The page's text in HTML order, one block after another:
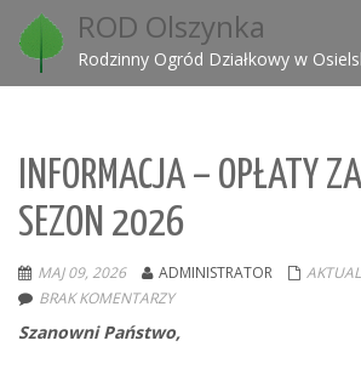
ROD Olszynka
Rodzinny Ogród Działkowy w
INFORMACJA – OPŁATY
SEZON 2026
MAJ 09, 2026 ADMINISTRATOR
BRAK KOMENTARZY
Szanowni Państwo,